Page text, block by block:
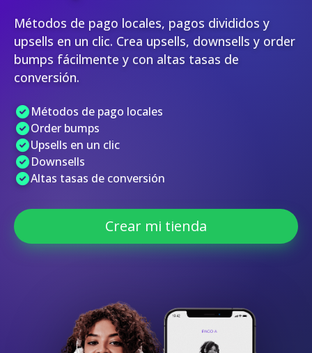
Métodos de pago locales, pagos divididos y
upsells en un clic. Crea upsells, downsells y order
bumps fácilmente y con altas tasas de
conversión.
Métodos de pago locales
Order bumps
Upsells en un clic
Downsells
Altas tasas de conversión
Crear mi tienda